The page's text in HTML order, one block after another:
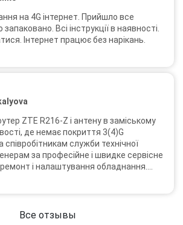
на 4G інтернет. Прийшло все
Всі інструкції в наявності.
Інтернет працює без нарікань.
ZTE R216-Z і антену в заміському
де немає покриття 3(4)G
співробітникам служби технічної
професійне і швидке сервісне
і налаштування обладнання.
покупки я не шкодую про прийняте
обладнання в компанії 3G star
Все отзывы